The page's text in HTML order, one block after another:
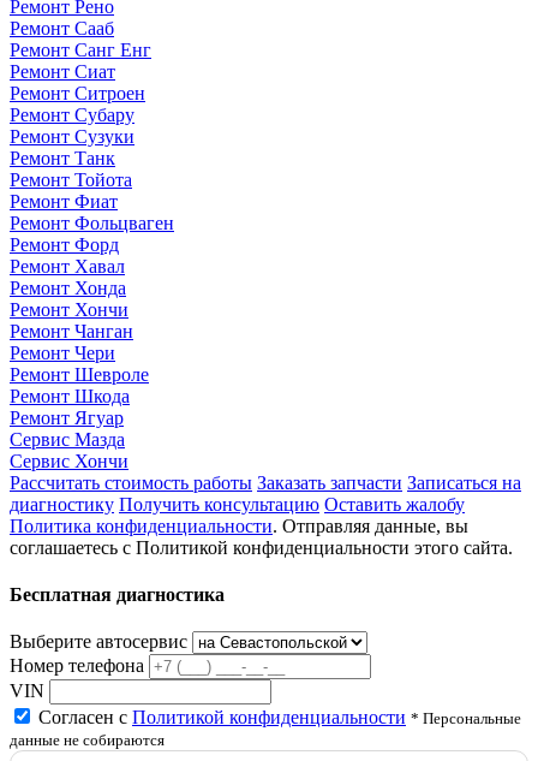
Ремонт Рено
Ремонт Сааб
Ремонт Санг Енг
Ремонт Сиат
Ремонт Ситроен
Ремонт Субару
Ремонт Сузуки
Ремонт Танк
Ремонт Тойота
Ремонт Фиат
Ремонт Фольцваген
Ремонт Форд
Ремонт Хавал
Ремонт Хонда
Ремонт Хончи
Ремонт Чанган
Ремонт Чери
Ремонт Шевроле
Ремонт Шкода
Ремонт Ягуар
Сервис Мазда
Сервис Хончи
Рассчитать стоимость работы Заказать запчасти Записаться на
диагностику Получить консультацию Оставить жалобу
Политика конфиденциальности. Отправляя данные, вы
соглашаетесь с Политикой конфиденциальности этого сайта.
Бесплатная диагностика
Выберите автосервис
Номер телефона
VIN
Согласен с Политикой конфиденциальности * Персональные
данные не собираются